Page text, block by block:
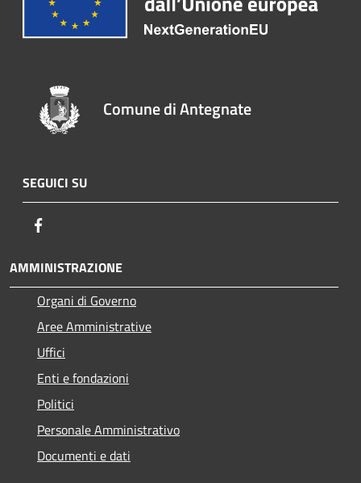
Comune di Antegnate
SEGUICI SU
AMMINISTRAZIONE
Organi di Governo
Aree Amministrative
Uffici
Enti e fondazioni
Politici
Personale Amministrativo
Documenti e dati